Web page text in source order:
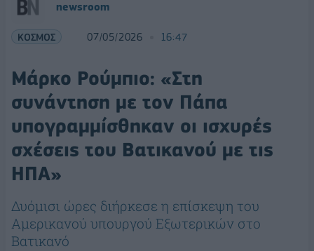
newsroom
ΚΟΣΜΟΣ 07/05/2026 16:47
Μάρκο Ρούμπιο: «Στη
συνάντηση με τον Πάπα
υπογραμμίσθηκαν οι ισχυρές
σχέσεις του Βατικανού με τις
ΗΠΑ»
Δυόμισι ώρες διήρκεσε η επίσκεψη του
Αμερικανού υπουργού Εξωτερικών στο
Βατικανό